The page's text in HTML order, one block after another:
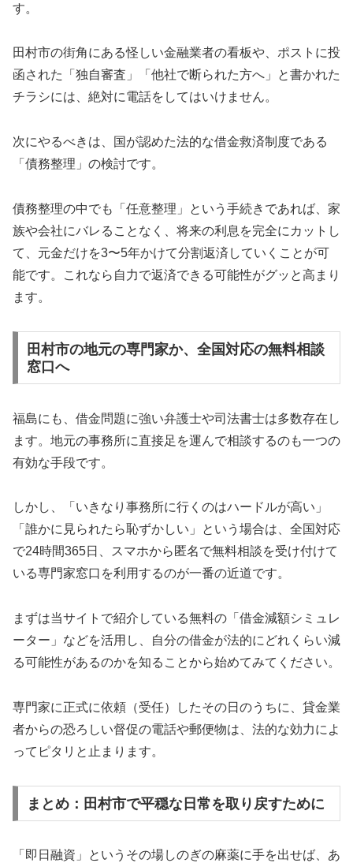
す。
田村市の街角にある怪しい金融業者の看板や、ポストに投
函された「独自審査」「他社で断られた方へ」と書かれた
チラシには、絶対に電話をしてはいけません。
次にやるべきは、国が認めた法的な借金救済制度である
「債務整理」の検討です。
債務整理の中でも「任意整理」という手続きであれば、家
族や会社にバレることなく、将来の利息を完全にカットし
て、元金だけを3〜5年かけて分割返済していくことが可
能です。これなら自力で返済できる可能性がグッと高まり
ます。
田村市の地元の専門家か、全国対応の無料相談
窓口へ
福島にも、借金問題に強い弁護士や司法書士は多数存在し
ます。地元の事務所に直接足を運んで相談するのも一つの
有効な手段です。
しかし、「いきなり事務所に行くのはハードルが高い」
「誰かに見られたら恥ずかしい」という場合は、全国対応
で24時間365日、スマホから匿名で無料相談を受け付けて
いる専門家窓口を利用するのが一番の近道です。
まずは当サイトで紹介している無料の「借金減額シミュレ
ーター」などを活用し、自分の借金が法的にどれくらい減
る可能性があるのかを知ることから始めてみてください。
専門家に正式に依頼（受任）したその日のうちに、貸金業
者からの恐ろしい督促の電話や郵便物は、法的な効力によ
ってピタリと止まります。
まとめ：田村市で平穏な日常を取り戻すために
「即日融資」というその場しのぎの麻薬に手を出せば、あ